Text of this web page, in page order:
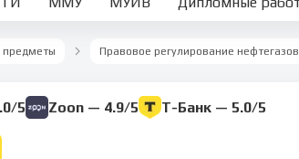
предметы Правовое регулирование
5 Zoon — 4.9/5 Т-Банк — 5.0/5